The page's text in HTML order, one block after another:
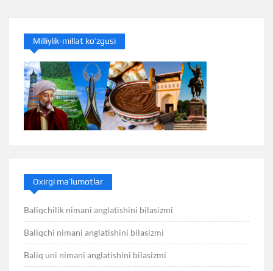
Milliylik-millat ko’zgusi
Oxirgi ma’lumotlar
Baliqchilik nimani anglatishini bilasizmi
Baliqchi nimani anglatishini bilasizmi
Baliq uni nimani anglatishini bilasizmi